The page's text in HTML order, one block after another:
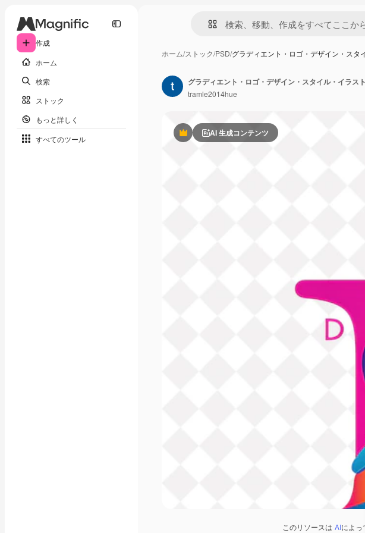
作成
ホーム
検索
ストック
もっと詳しく
すべてのツール
ホーム/ストック/PSD/グラディエント・ロゴ・デザイン・スタ
PremiumAI 生成コンテンツ
このリソースは AIによ
tramle2014hue